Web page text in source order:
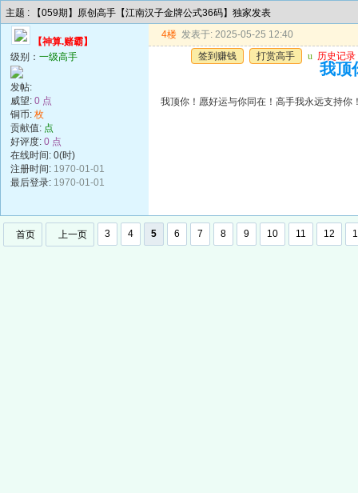
主题 : 【059期】原创高手【江南汉子金牌公式36码】独家发表
【神算.赌霸】
级别： 一级高手
发帖:
威望: 0 点
铜币: 枚
贡献值: 点
好评度: 0 点
在线时间: 0(时)
注册时间: 1970-01-01
最后登录: 1970-01-01
4楼 发表于: 2025-05-25 12:40
签到赚钱
打赏高手 u 历史记录
我顶
我顶你！愿好运与你同在！高手我永远支持你
首页 上一页 3 4 5 6 7 8 9 10 11 12